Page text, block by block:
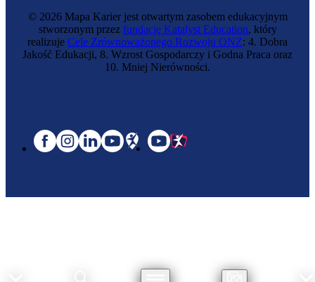
© 2026 Mapa Karier jest otwartym zasobem edukacyjnym
stworzonym przez fundację Katalyst Education, który
realizuje Cele Zrównoważonego Rozwoju ONZ: 4. Dobra
Jakość Edukacji, 8. Wzrost Gospodarczy i Godna Praca oraz
10. Mniej Nierówności.